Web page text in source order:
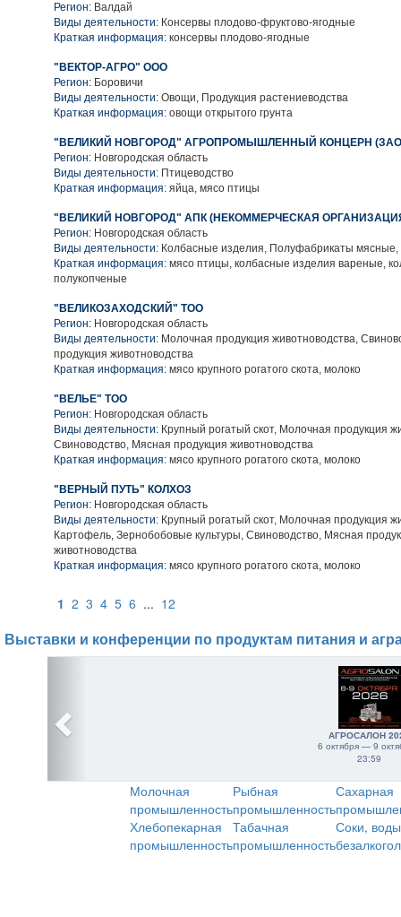
Регион: Валдай
Виды деятельности: Консервы плодово-фруктово-ягодные
Краткая информация: консервы плодово-ягодные
"ВЕКТОР-АГРО" ООО
Регион: Боровичи
Виды деятельности: Овощи, Продукция растениеводства
Краткая информация: овощи открытого грунта
"ВЕЛИКИЙ НОВГОРОД" АГРОПРОМЫШЛЕННЫЙ КОНЦЕРН
Регион: Новгородская область
Виды деятельности: Птицеводство
Краткая информация: яйца, мясо птицы
"ВЕЛИКИЙ НОВГОРОД" АПК (НЕКОММЕРЧЕСКАЯ
Регион: Новгородская область
Виды деятельности: Колбасные изделия, Полуфабрикаты мясные,
Краткая информация: мясо птицы, колбасные изделия вареные,
полукопченые
"ВЕЛИКОЗАХОДСКИЙ" ТОО
Регион: Новгородская область
Виды деятельности: Молочная продукция животноводства,
продукция животноводства
Краткая информация: мясо крупного рогатого скота, молоко
"ВЕЛЬЕ" ТОО
Регион: Новгородская область
Виды деятельности: Крупный рогатый скот, Молочная продукция
Свиноводство, Мясная продукция животноводства
Краткая информация: мясо крупного рогатого скота, молоко
"ВЕРНЫЙ ПУТЬ" КОЛХОЗ
Регион: Новгородская область
Виды деятельности: Крупный рогатый скот, Молочная продукция
Картофель, Зернобобовые культуры, Свиноводство, Мясная
животноводства
Краткая информация: мясо крупного рогатого скота, молоко
1 2 3 4 5 6 ... 12
Выставки и конференции по продуктам питания и
АГРОСАЛОН
6 октября — 9
23:59
Молочная
промышленность
Рыбная
промышленность
Сахарная
Хлебопекарная
промышленность
Табачная
промышленность
Соки,